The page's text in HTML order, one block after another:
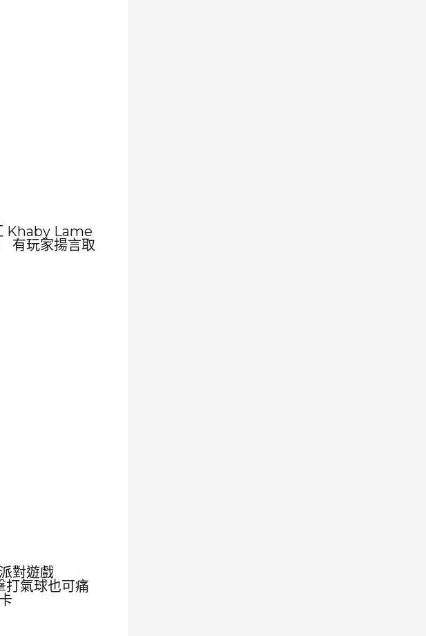
Khaby Lame
有玩家揚言取
對遊戲
氣球也可痛